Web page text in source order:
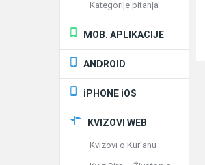
Kategorije pitanja
MOB. APLIKACIJE
ANDROID
iPHONE iOS
KVIZOVI WEB
Kvizovi o Kur'anu